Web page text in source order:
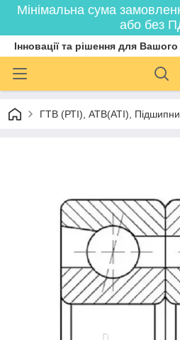
Мінімальна сума
або без
Інновації та рішення для
ГТВ (РТI), АТВ(АТI),